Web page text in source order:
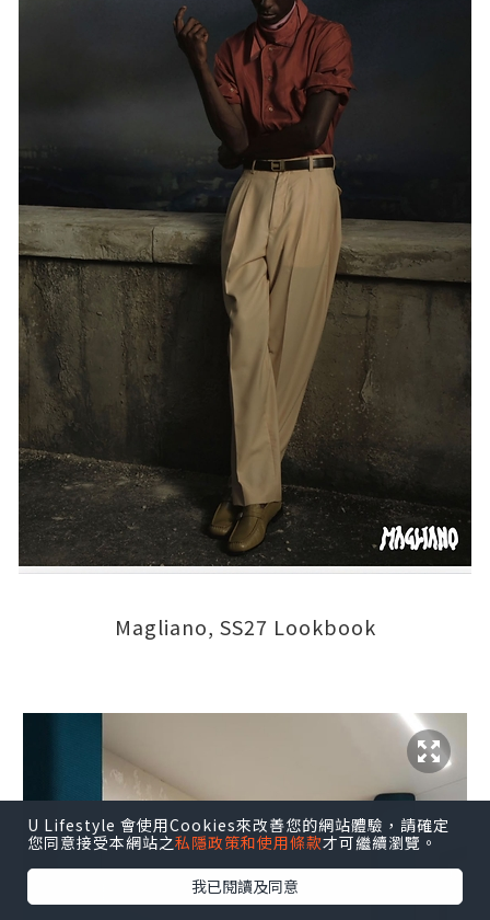
Magliano, SS27 Lookbook
U Lifestyle 會使用Cookies來改善您的網站體驗，請確定
您同意接受本網站之私隱政策和使用條款才可繼續瀏覽。
我已閱讀及同意